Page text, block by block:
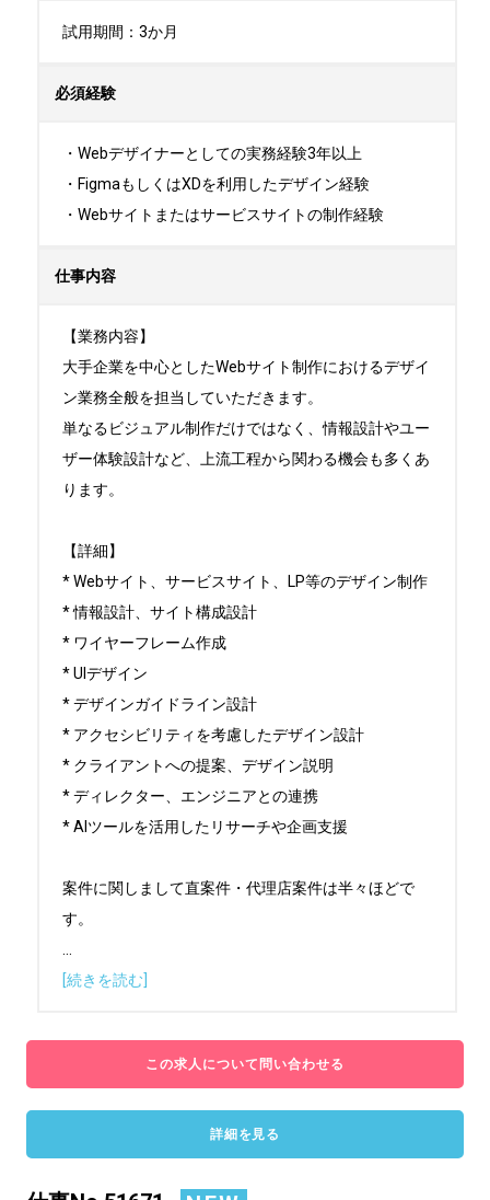
試用期間：3か月
必須経験
・Webデザイナーとしての実務経験3年以上
・FigmaもしくはXDを利用したデザイン経験
・Webサイトまたはサービスサイトの制作経験
仕事内容
【業務内容】
大手企業を中心としたWebサイト制作におけるデザイ
ン業務全般を担当していただきます。
単なるビジュアル制作だけではなく、情報設計やユー
ザー体験設計など、上流工程から関わる機会も多くあ
ります。
【詳細】
* Webサイト、サービスサイト、LP等のデザイン制作
* 情報設計、サイト構成設計
* ワイヤーフレーム作成
* UIデザイン
* デザインガイドライン設計
* アクセシビリティを考慮したデザイン設計
* クライアントへの提案、デザイン説明
* ディレクター、エンジニアとの連携
* AIツールを活用したリサーチや企画支援
案件に関しまして直案件・代理店案件は半々ほどで
...
[続きを読む]
この求人について問い合わせる
詳細を見る